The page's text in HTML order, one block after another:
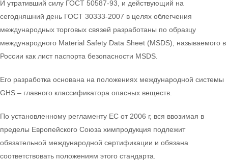
И утративший силу ГОСТ 50587-93, и действующий на
сегодняшний день ГОСТ 30333-2007 в целях облегчения
международных торговых связей разработаны по образцу
международного Material Safety Data Sheet (MSDS), называемого в
России как лист паспорта безопасности MSDS.
Его разработка основана на положениях международной системы
GHS – главного классификатора опасных веществ.
По установленному регламенту ЕС от 2006 г, вся ввозимая в
пределы Европейского Союза химпродукция подлежит
обязательной международной сертификации и обязана
соответствовать положениям этого стандарта.